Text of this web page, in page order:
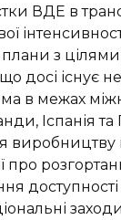
ВДЕ в
плани з
досі існує
в межах
Іспанія та
про
заходи